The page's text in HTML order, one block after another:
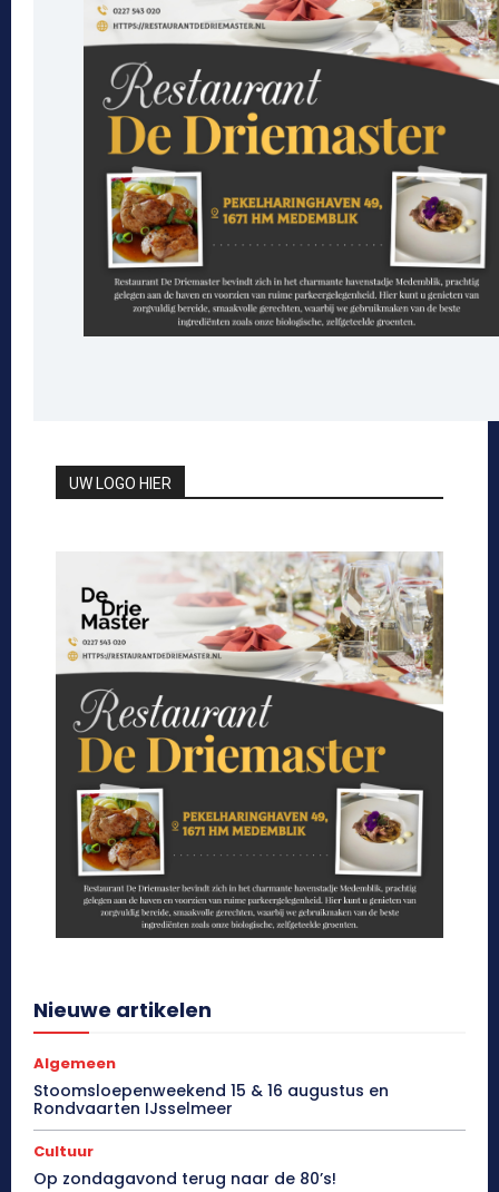
UW LOGO HIER
Nieuwe artikelen
Algemeen
Stoomsloepenweekend 15 & 16 augustus en
Rondvaarten IJsselmeer
Cultuur
Op zondagavond terug naar de 80’s!